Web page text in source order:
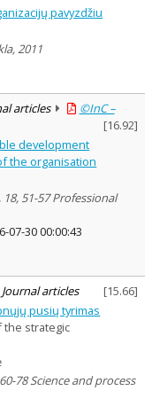
pavyzdžiu
2011
articles
©InC –
[16.92]
development
the organisation
51-57 Professional
07-30 00:00:43
Journal articles [15.66]
pusių tyrimas
the strategic
78 Science and process